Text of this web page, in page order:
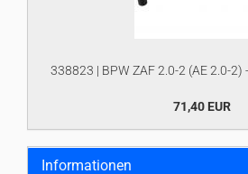
338823 | BPW ZAF 2.0-2 (AE 2.0-2)
71,40 EUR
Informationen